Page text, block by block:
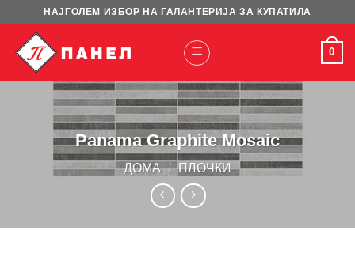
content
НАЈГОЛЕМ ИЗБОР НА ГАЛАНТЕРИЈА ЗА КУПАТИЛА
0
Panama Graphite Mosaic
ДОМА / ПЛОЧКИ